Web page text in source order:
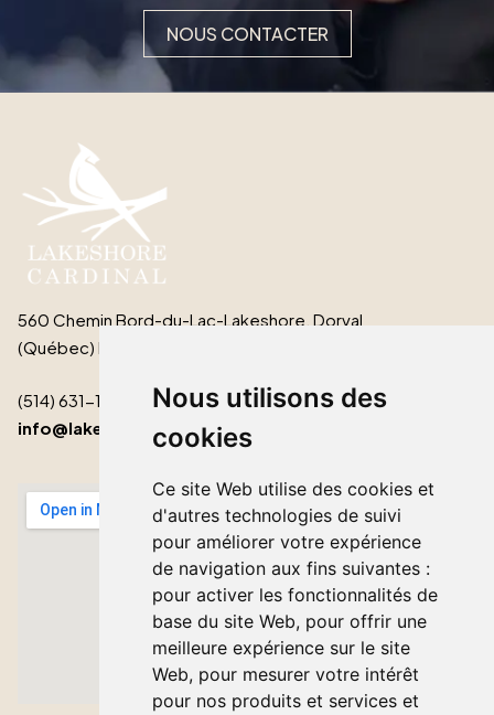
Nous utilisons des
cookies
Ce site Web utilise des cookies et
d'autres technologies de suivi
pour améliorer votre expérience
de navigation aux fins suivantes :
pour activer les fonctionnalités de
base du site Web, pour offrir une
meilleure expérience sur le site
Web, pour mesurer votre intérêt
pour nos produits et services et
NOUS CONTACTER
560 Chemin Bord-du-Lac-Lakeshore, Dorval
(Québec) H9S 2B3
(514) 631-1511
info@lakeshorecardinal.ca